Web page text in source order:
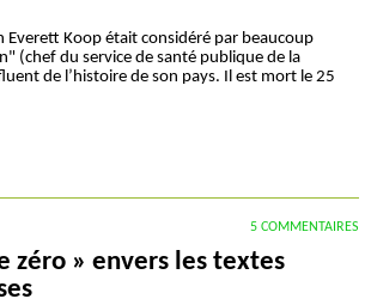
Everett Koop était considéré par beaucoup
(chef du service de santé publique de la
de l’histoire de son pays. Il est mort le 25
5 COMMENTAIRES
zéro » envers les textes